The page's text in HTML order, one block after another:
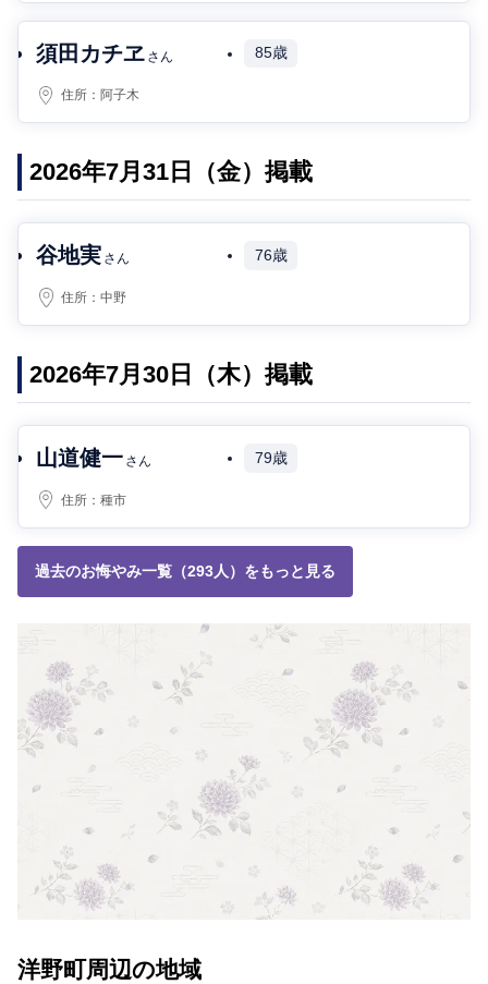
須田カチヱ さん 85歳
住所： 阿子木
2026年7月31日（金）掲載
谷地実 さん 76歳
住所：中野
2026年7月30日（木）掲載
山道健一 さん 79歳
住所：種市
過去のお悔やみ一覧（293人）をもっと見る
洋野町周辺の地域